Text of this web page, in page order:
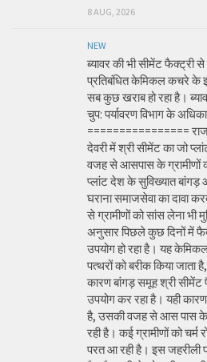
8 AUG, 2026
NEW
ब्यावर की भी सीमेंट फैक्ट्री
प्रतिबंधित केमिकल कचरे के
सब कुछ खराब हो रहा है।
चुप: पर्यावरण विभाग के
================
देवरी में श्री सीमेंट का जो
वजह से आसपास के ग्रामीणों
प्लांट देश के सुविख्यात बांगड़
घराना समाजसेवा का दावा
से ग्रामीणों को सांस लेना भी
अनुसार पिछले कुछ दिनों में
उपयोग हो रहा है। यह
पत्थरों को बरीक किया
कारण बांगड़ समूह श्री
उपयोग कर रहा है। यही
है, उसकी वजह से आस पास के
रही है। कई ग्रामीणों को चर्म
परत आ रही है। इस जहरीली